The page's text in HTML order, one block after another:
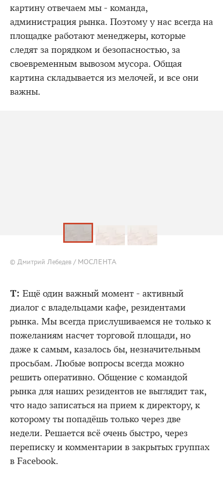
картину отвечаем мы - команда,
администрация рынка. Поэтому у нас всегда на
площадке работают менеджеры, которые
следят за порядком и безопасностью, за
своевременным вывозом мусора. Общая
картина складывается из мелочей, и все они
важны.
© Дмитрий Лебедев / МОСЛЕНТА
Т: Ещё один важный момент - активный
диалог с владельцами кафе, резидентами
рынка. Мы всегда прислушиваемся не только к
пожеланиям насчет торговой площади, но
даже к самым, казалось бы, незначительным
просьбам. Любые вопросы всегда можно
решить оперативно. Общение с командой
рынка для наших резидентов не выглядит так,
что надо записаться на прием к директору, к
которому ты попадёшь только через две
недели. Решается всё очень быстро, через
переписку и комментарии в закрытых группах
в Facebook.